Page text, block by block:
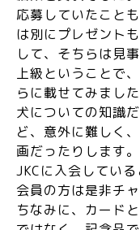
応募していたこと
は別にプレゼント
して、そちらは見
上級ということで
らに載せてみました
犬についての知識
ど、意外に難しく
画だったりします。
JKCに入会してい
会員の方は是非チ
ちなみに、カード